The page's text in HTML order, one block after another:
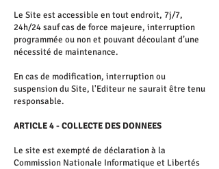
Le Site est accessible en tout endroit, 7j/7,
24h/24 sauf cas de force majeure, interruption
programmée ou non et pouvant découlant d’une
nécessité de maintenance.
En cas de modification, interruption ou
suspension du Site, l'Editeur ne saurait être tenu
responsable.
ARTICLE 4 - COLLECTE DES DONNEES
Le site est exempté de déclaration à la
Commission Nationale Informatique et Libertés